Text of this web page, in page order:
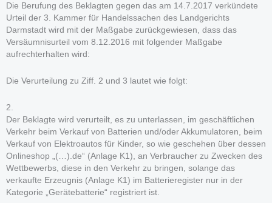
Die Berufung des Beklagten gegen das am 14.7.2017 verkündete
Urteil der 3. Kammer für Handelssachen des Landgerichts
Darmstadt wird mit der Maßgabe zurückgewiesen, dass das
Versäumnisurteil vom 8.12.2016 mit folgender Maßgabe
aufrechterhalten wird:
Die Verurteilung zu Ziff. 2 und 3 lautet wie folgt:
2.
Der Beklagte wird verurteilt, es zu unterlassen, im geschäftlichen
Verkehr beim Verkauf von Batterien und/oder Akkumulatoren, beim
Verkauf von Elektroautos für Kinder, so wie geschehen über dessen
Onlineshop „(…).de“ (Anlage K1), an Verbraucher zu Zwecken des
Wettbewerbs, diese in den Verkehr zu bringen, solange das
verkaufte Erzeugnis (Anlage K1) im Batterieregister nur in der
Kategorie „Gerätebatterie“ registriert ist.